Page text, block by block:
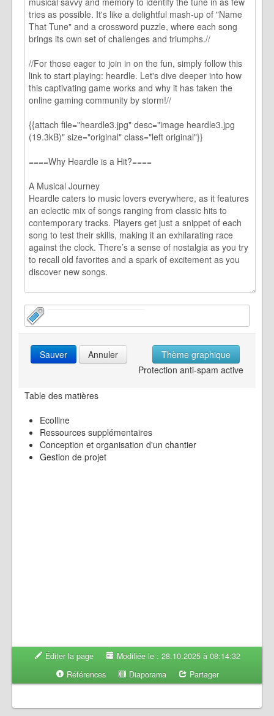
Sauver Annuler
Thème graphique
Protection anti-spam active
Table des matières
Ecolline
Ressources supplémentaires
Conception et organisation d'un chantier
Gestion de projet
Éditer la page
Modifiée le : 28.10.2025 à 08:14:32
Références
Diaporama Partager